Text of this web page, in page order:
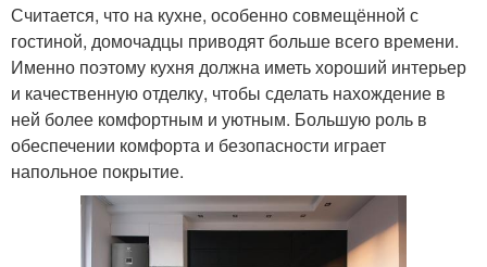
Считается, что на кухне, особенно совмещённой с
гостиной, домочадцы приводят больше всего времени.
Именно поэтому кухня должна иметь хороший интерьер
и качественную отделку, чтобы сделать нахождение в
ней более комфортным и уютным. Большую роль в
обеспечении комфорта и безопасности играет
напольное покрытие.